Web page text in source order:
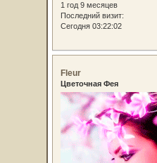
1 год 9 месяцев
Последний визит:
Сегодня 03:22:02
Fleur
Цветочная Фея